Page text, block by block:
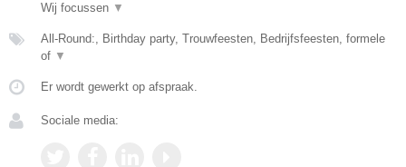
Wij focussen ▼
All-Round:, Birthday party, Trouwfeesten, Bedrijfsfeesten, formele
of ▼
Er wordt gewerkt op afspraak.
Sociale media: